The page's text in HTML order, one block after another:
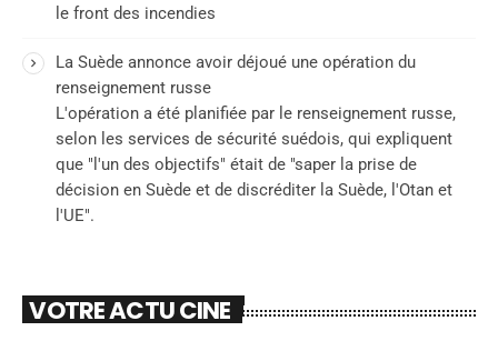
le front des incendies
La Suède annonce avoir déjoué une opération du
renseignement russe
L'opération a été planifiée par le renseignement russe,
selon les services de sécurité suédois, qui expliquent
que "l'un des objectifs" était de "saper la prise de
décision en Suède et de discréditer la Suède, l'Otan et
l'UE".
VOTRE ACTU CINE